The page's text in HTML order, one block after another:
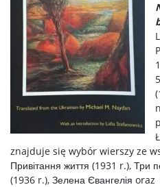
znajduje się wybór wierszy ze
Привітання життя (1931 r.), Три
(1936 r.), Зелена Євангелія